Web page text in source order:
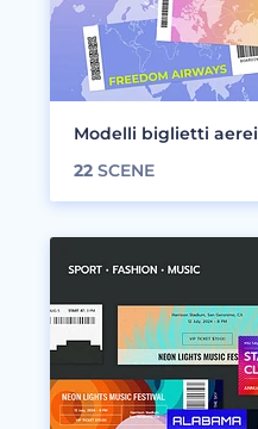
Modelli biglietti aerei
22 SCENE